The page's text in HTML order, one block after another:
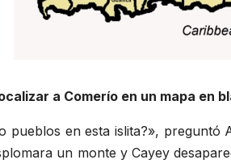
a Comerío en un mapa en
pueblos en esta islita?»,
un monte y Cayey